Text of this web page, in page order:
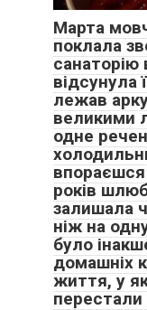
Марта
поклала
санаторію
відсунула
лежав
великими
одне
років
залишала
ніж на
було
домашніх
життя, у
перестали